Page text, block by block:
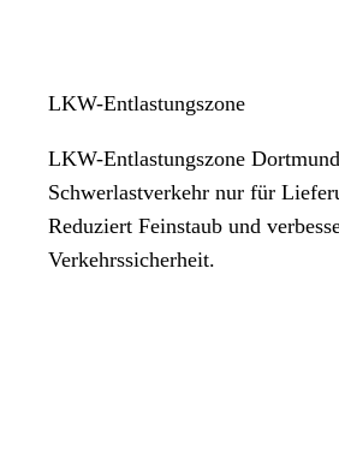
LKW-Entlastungszone
LKW-Entlastungszone
Schwerlastverkehr nur für
Reduziert Feinstaub und
Verkehrssicherheit.